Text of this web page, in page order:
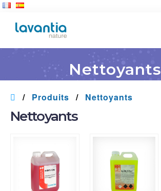
Saltar
contenido
Fabricant
de
Produits
de
Nettoyage
Industriel
Nettoyants
Produits Nettoyants
Nettoyants